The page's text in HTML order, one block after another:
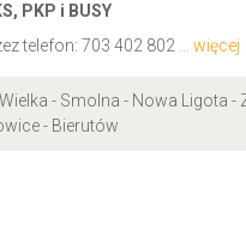
PKP i BUSY
telefon: 703 402 802 ... więcej
- Smolna - Nowa Ligota -
- Bierutów